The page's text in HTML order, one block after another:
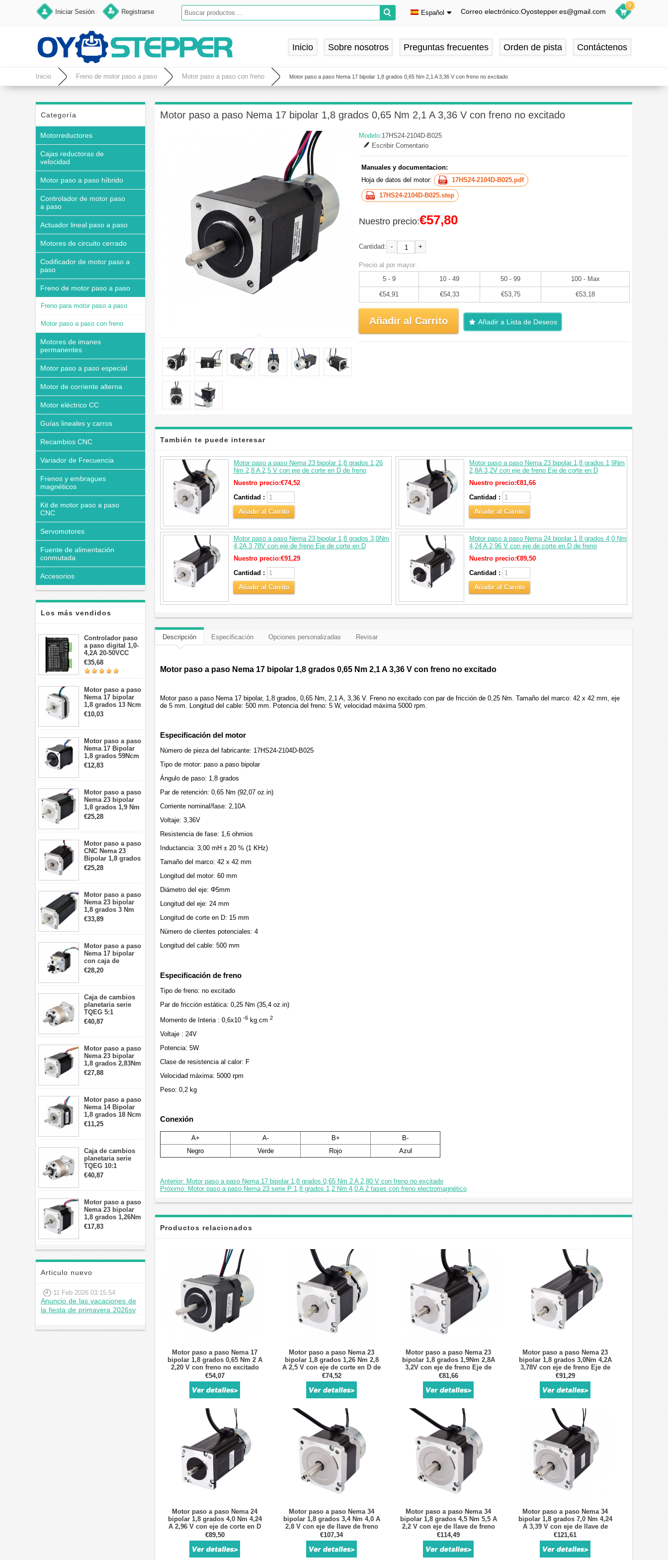
Iniciar Sesión Registrarse Español
Deutsch
Español
Correo electrónico:Oyostepper.es@gmail.com
0
Inicio Sobre nosotros Preguntas frecuentes Orden de pista Contáctenos
Inicio Freno de motor paso a paso Motor paso a paso con freno Motor paso a paso Nema 17 bipolar 1,8 grados 0,65 Nm 2,1 A 3,36 V con freno no excitado
Categoría
Motorreductores
Cajas reductoras de
velocidad
Motor paso a paso híbrido
Controlador de motor paso
a paso
Actuador lineal paso a paso
Motores de circuito cerrado
Codificador de motor paso a
paso
Freno de motor paso a paso
Freno para motor paso a paso
Motor paso a paso con freno
Motores de imanes
permanentes
Motor paso a paso especial
Motor de corriente alterna
Motor eléctrico CC
Guías lineales y carros
Recambios CNC
Variador de Frecuencia
Frenos y embragues
magnéticos
Kit de motor paso a paso
CNC
Servomotores
Fuente de alimentación
conmutada
Accesorios
Los más vendidos
Controlador paso
a paso digital 1,0-
4,2A 20-50VCC
para motor paso a
paso Nema 17, 23,
24
€35,68
Motor paso a paso
Nema 17 bipolar
1,8 grados 13 Ncm
1A 3,5 V
42x42x20mm 4
€10,03
Motor paso a paso
Nema 17 Bipolar
1,8 grados 59Ncm
2A 42x48mm 4
cables compatible
€12,83
Motor paso a paso
Nema 23 bipolar
1,8 grados 1,9 Nm
2,8 A 3,2 V
57x57x76mm 4
€25,28
Motor paso a paso
CNC Nema 23
Bipolar 1,8 grados
1,9 Nm 3A 3,36 V
57x57x76mm 4
€25,28
Motor paso a paso
Nema 23 bipolar
1,8 grados 3 Nm
4,2A 57x57x114mm
motor paso a paso
€33,89
Motor paso a paso
Nema 17 bipolar
con caja de
cambios planetaria
5:1 longitud 33mm
Robot CNC DIY
€28,20
Caja de cambios
planetaria serie
TQEG 5:1
contragolpe 15
arcmin para motor
€40,87
Motor paso a paso
Nema 23 bipolar
1,8 grados 2,83Nm
4A 2,26 V
57x57x84mm 8
€27,88
Motor paso a paso
Nema 14 Bipolar
1,8 grados 18 Ncm
0,8 A 5,74 V 35 x
35 x 34 mm 4
€11,25
Caja de cambios
planetaria serie
TQEG 10:1
contragolpe 15
arcmin para motor
€40,87
Motor paso a paso
Nema 23 bipolar
1,8 grados 1,26Nm
2,8A 2,5V
57x57x56mm 4
€17,83
Articulo nuevo
11 Feb 2026 03:15:54
Anuncio de las vacaciones de
la fiesta de primavera 2026sv
Motor paso a paso Nema 17 bipolar 1,8 grados 0,65 Nm 2,1 A 3,36 V con freno no excitado
Modelo:17HS24-2104D-B025
Escribir Comentario
Manuales y documentacion:
Hoja de datos del motor:
17HS24-2104D-B025.pdf
17HS24-2104D-B025.step
Nuestro precio:€57,80
Cantidad: - +
Precio al por mayor:
5 - 9
10 - 49 50 - 99 100 - Max
€54,91 €54,33 €53,75 €53,18
Añadir al Carrito Añadir a Lista de Deseos
También te puede interesar
Motor paso a paso Nema 23 bipolar 1,8 grados 1,26
Nm 2,8 A 2,5 V con eje de corte en D de freno
Nuestro precio:€74,52
Cantidad :
Añadir al Carrito
Motor paso a paso Nema 23 bipolar 1,8 grados 1,9Nm
2,8A 3,2V con eje de freno Eje de corte en D
Nuestro precio:€81,66
Cantidad :
Añadir al Carrito
Motor paso a paso Nema 23 bipolar 1,8 grados 3,0Nm
4,2A 3,78V con eje de freno Eje de corte en D
Nuestro precio:€91,29
Cantidad :
Añadir al Carrito
Motor paso a paso Nema 24 bipolar 1,8 grados 4,0 Nm
4,24 A 2,96 V con eje de corte en D de freno
Nuestro precio:€89,50
Cantidad :
Añadir al Carrito
Descripción Especificación Opciones personalizadas Revisar
Motor paso a paso Nema 17 bipolar 1,8 grados 0,65 Nm 2,1 A 3,36 V con freno no excitado
Motor paso a paso Nema 17 bipolar, 1,8 grados, 0,65 Nm, 2,1 A, 3,36 V. Freno no excitado con par de fricción de 0,25 Nm. Tamaño del marco: 42 x 42 mm, eje
de 5 mm. Longitud del cable: 500 mm. Potencia del freno: 5 W, velocidad máxima 5000 rpm.
Especificación del motor
Número de pieza del fabricante: 17HS24-2104D-B025
Tipo de motor: paso a paso bipolar
Ángulo de paso: 1,8 grados
Par de retención: 0,65 Nm (92,07 oz.in)
Corriente nominal/fase: 2,10A
Voltaje: 3,36V
Resistencia de fase: 1,6 ohmios
Inductancia: 3,00 mH ± 20 % (1 KHz)
Tamaño del marco: 42 x 42 mm
Longitud del motor: 60 mm
Diámetro del eje: Φ5mm
Longitud del eje: 24 mm
Longitud de corte en D: 15 mm
Número de clientes potenciales: 4
Longitud del cable: 500 mm
Especificación de freno
Tipo de freno: no excitado
Par de fricción estática: 0,25 Nm (35,4 oz.in)
Momento de Interia : 0,6x10 -6 kg.cm 2
Voltaje : 24V
Potencia: 5W
Clase de resistencia al calor: F
Velocidad máxima: 5000 rpm
Peso: 0,2 kg
Conexión
A+ A- B+
B-
Negro
Verde Rojo Azul
Anterior: Motor paso a paso Nema 17 bipolar 1,8 grados 0,65 Nm 2 A 2,80 V con freno no excitado
Próximo: Motor paso a paso Nema 23 serie P 1,8 grados 1,2 Nm 4,0 A 2 fases con freno electromagnético
Productos relacionados
Motor paso a paso Nema 17
bipolar 1,8 grados 0,65 Nm 2 A
2,20 V con freno no excitado
€54,07
Motor paso a paso Nema 23
bipolar 1,8 grados 1,26 Nm 2,8
A 2,5 V con eje de corte en D de
freno
€74,52
Motor paso a paso Nema 23
bipolar 1,8 grados 1,9Nm 2,8A
3,2V con eje de freno Eje de
corte en D
€81,66
Motor paso a paso Nema 23
bipolar 1,8 grados 3,0Nm 4,2A
3,78V con eje de freno Eje de
corte en D
€91,29
Motor paso a paso Nema 24
bipolar 1,8 grados 4,0 Nm 4,24
A 2,96 V con eje de corte en D
de freno
€89,50
Motor paso a paso Nema 34
bipolar 1,8 grados 3,4 Nm 4,0 A
2,8 V con eje de llave de freno
€107,34
Motor paso a paso Nema 34
bipolar 1,8 grados 4,5 Nm 5,5 A
2,2 V con eje de llave de freno
€114,49
Motor paso a paso Nema 34
bipolar 1,8 grados 7,0 Nm 4,24
A 3,39 V con eje de llave de
freno
€121,61